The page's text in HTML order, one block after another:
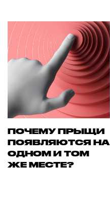
ПОЧЕМУ ПРЫЩИ
ПОЯВЛЯЮТСЯ НА
ОДНОМ И ТОМ
ЖЕ МЕСТЕ?